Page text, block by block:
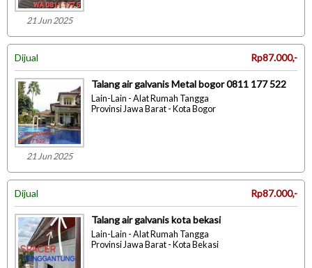
21 Jun 2025
Dijual Rp87.000,-
21 Jun 2025
Talang air galvanis Metal bogor 0811 177 522
Lain-Lain - Alat Rumah Tangga
Provinsi Jawa Barat - Kota Bogor
Dijual Rp87.000,-
Talang air galvanis kota bekasi
Lain-Lain - Alat Rumah Tangga
Provinsi Jawa Barat - Kota Bekasi